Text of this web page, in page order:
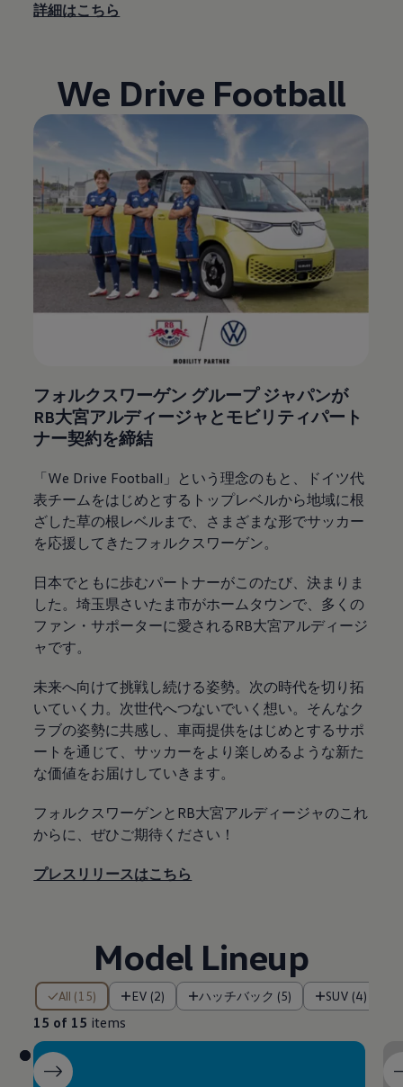
詳細はこちら
We Drive Football
フォルクスワーゲン グループ ジャパンが​
RB大宮アルディージャとモビリティパート
ナー契約を締結
「We Drive Football」という理念のもと、​ドイツ代
表チームをはじめとするトップレベルから地域に根
ざした草の根レベルまで、​さまざまな形でサッカー
を応援してきたフォルクスワーゲン。​
​日本でともに歩むパートナーがこのたび、決まりま
した。埼玉県さいたま市がホームタウンで、​多くの
ファン・サポーターに愛されるRB大宮アルディージ
ャです。​
未来へ向けて挑戦し続ける姿勢。​次の時代を切り拓
いていく力。​次世代へつないでいく想い。​そんなク
ラブの姿勢に共感し、車両提供をはじめとするサポ
ートを通じて、​サッカーをより楽しめるような新た
な価値をお届けしていきます。​
フォルクスワーゲンとRB大宮アルディージャのこれ
からに、ぜひご期待ください！​​
プレスリリースはこちら
Model Lineup
All (15) EV (2) ハッチバック (5) SUV (4)
15 of 15 items
15 of 15 items